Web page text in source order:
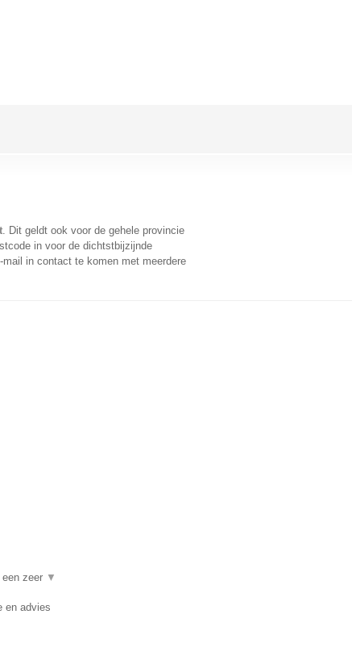
. Dit geldt ook voor de gehele provincie
in voor de dichtstbijzijnde
mail in contact te komen met meerdere
zeer ▼
en advies